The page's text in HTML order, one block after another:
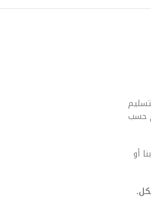
حسب
أو